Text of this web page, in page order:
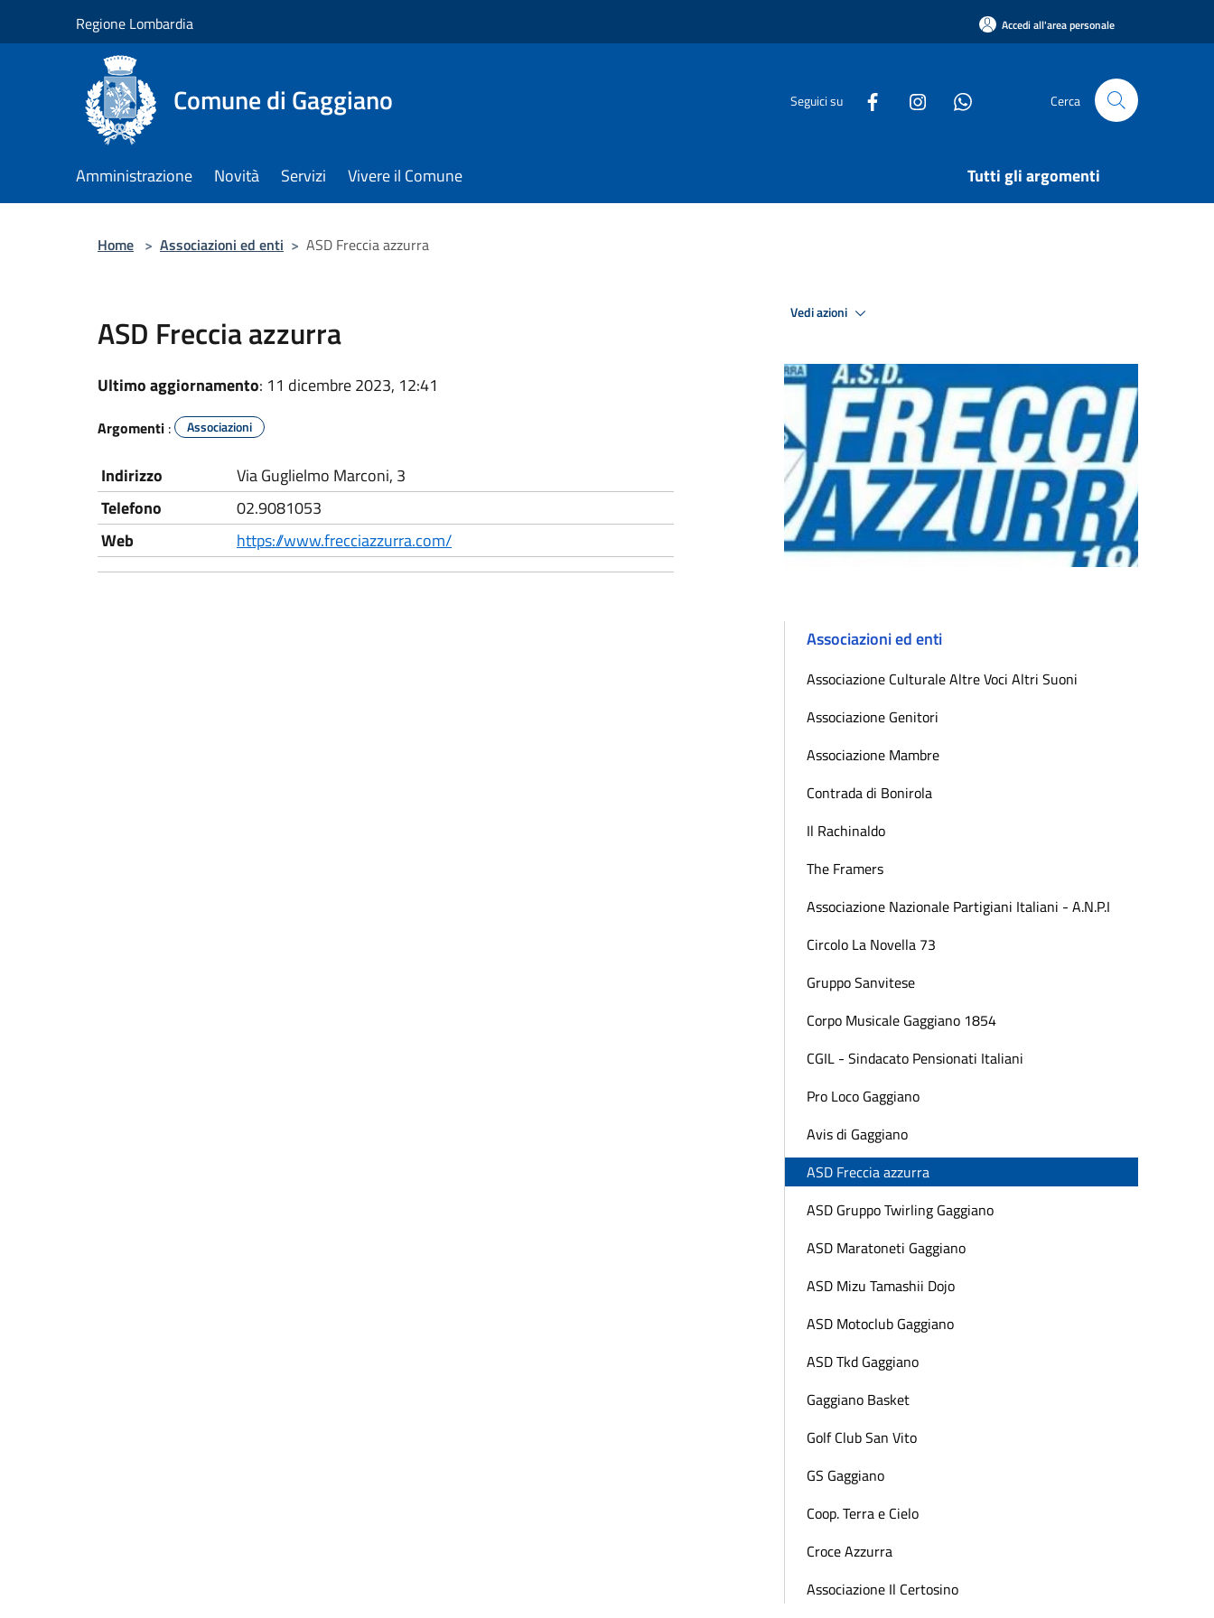
Regione Lombardia Accedi all'area personale
Comune di Gaggiano Seguici su Cerca
Amministrazione Novità Servizi Vivere il Comune Tutti gli argomenti
Home > Associazioni ed enti > ASD Freccia azzurra
ASD Freccia azzurra
Ultimo aggiornamento: 11 dicembre 2023, 12:41
Argomenti : Associazioni
Indirizzo
Via Guglielmo Marconi, 3
Telefono
02.9081053
Web
https://www.frecciazzurra.com/
Vedi azioni
Associazioni ed enti
Associazione Culturale Altre Voci Altri Suoni
Associazione Genitori
Associazione Mambre
Contrada di Bonirola
Il Rachinaldo
The Framers
Associazione Nazionale Partigiani Italiani - A.N.P.I
Circolo La Novella 73
Gruppo Sanvitese
Corpo Musicale Gaggiano 1854
CGIL - Sindacato Pensionati Italiani
Pro Loco Gaggiano
Avis di Gaggiano
ASD Freccia azzurra
ASD Gruppo Twirling Gaggiano
ASD Maratoneti Gaggiano
ASD Mizu Tamashii Dojo
ASD Motoclub Gaggiano
ASD Tkd Gaggiano
Gaggiano Basket
Golf Club San Vito
GS Gaggiano
Coop. Terra e Cielo
Croce Azzurra
Associazione Il Certosino